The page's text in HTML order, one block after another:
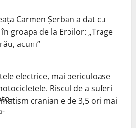
Carmen Șerban a dat cu
groapa de la Eroilor: „Trage
acum”
electrice, mai periculoase
Riscul de a suferi
cranian e de 3,5 ori mai